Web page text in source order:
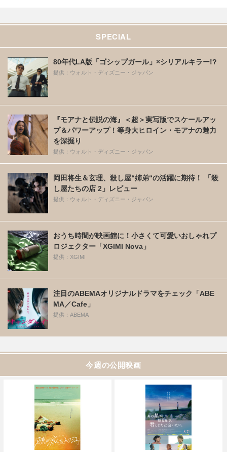
SPECIAL
80年代LA版「ゴシップガール」×シリアルキラー!?
提供：ウォルト・ディズニー・ジャパン
『モアナと伝説の海』＜超＞実写版でスケールアッ
プ＆パワーアップ！等身大ヒロイン・モアナの魅力
を深掘り
提供：ウォルト・ディズニー・ジャパン
岡田将生＆玄理、殺し屋“姉弟“の活躍に期待！ 「殺
し屋たちの店 2」レビュー
提供：ウォルト・ディズニー・ジャパン
おうち時間が映画館に！小さくて可愛いおしゃれプ
ロジェクター「XGIMI Nova」
提供：XGIMI
注目のABEMAオリジナルドラマをチェック「ABE
MA／Cafe」
提供：ABEMA
今週の公開映画